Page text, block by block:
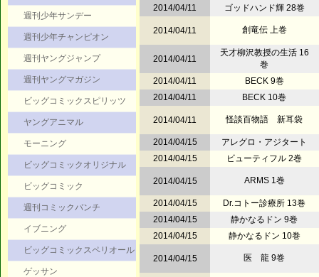
週刊少年サンデー
週刊少年チャンピオン
週刊ヤングジャンプ
週刊ヤングマガジン
ビッグコミックスピリッツ
ヤングアニマル
モーニング
ビッグコミックオリジナル
ビッグコミック
週刊コミックバンチ
イブニング
ビッグコミックスペリオール
ゲッサン
2014/04/11 ゴッドハンド輝 28巻
2014/04/11 創竜伝 上巻
2014/04/11
天才柳沢教授の生活 16
巻
2014/04/11
BECK 9巻
2014/04/11
BECK 10巻
2014/04/11 怪談百物語 新耳袋
2014/04/15
アレグロ・アジタート
2014/04/15
ビューティフル 2巻
2014/04/15 ARMS 1巻
2014/04/15
Dr.コトー診療所 13巻
2014/04/15
静かなるドン 9巻
2014/04/15
静かなるドン 10巻
2014/04/15 医 龍 9巻